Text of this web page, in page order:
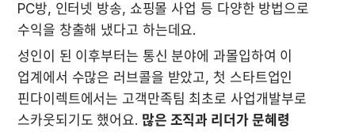
PC방, 인터넷 방송, 쇼핑몰 사업 등 다양한 방법으로
수익을 창출해 냈다고 하는데요.
성인이 된 이후부터는 통신 분야에 과몰입하여 이
업계에서 수많은 러브콜을 받았고, 첫 스타트업인
핀다이렉트에서는 고객만족팀 최초로 사업개발부로
스카웃되기도 했어요. 많은 조직과 리더가 문혜령